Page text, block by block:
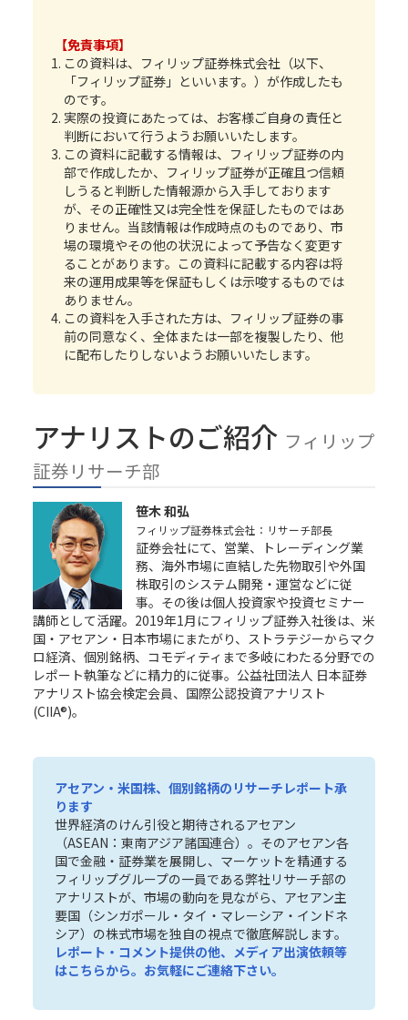
【免責事項】
この資料は、フィリップ証券株式会社（以下、
「フィリップ証券」といいます。）が作成したも
のです。
実際の投資にあたっては、お客様ご自身の責任と
判断において行うようお願いいたします。
この資料に記載する情報は、フィリップ証券の内
部で作成したか、フィリップ証券が正確且つ信頼
しうると判断した情報源から入手しております
が、その正確性又は完全性を保証したものではあ
りません。当該情報は作成時点のものであり、市
場の環境やその他の状況によって予告なく変更す
ることがあります。この資料に記載する内容は将
来の運用成果等を保証もしくは示唆するものでは
ありません。
この資料を入手された方は、フィリップ証券の事
前の同意なく、全体または一部を複製したり、他
に配布したりしないようお願いいたします。
アナリストのご紹介 フィリップ
証券リサーチ部
笹木 和弘
フィリップ証券株式会社：リサーチ部長
証券会社にて、営業、トレーディング業
務、海外市場に直結した先物取引や外国
株取引のシステム開発・運営などに従
事。その後は個人投資家や投資セミナー
講師として活躍。2019年1月にフィリップ証券入社後は、米
国・アセアン・日本市場にまたがり、ストラテジーからマク
ロ経済、個別銘柄、コモディティまで多岐にわたる分野での
レポート執筆などに精力的に従事。公益社団法人 日本証券
アナリスト協会検定会員、国際公認投資アナリスト
(CIIA®)。
アセアン・米国株、個別銘柄のリサーチレポート承
ります
世界経済のけん引役と期待されるアセアン
（ASEAN：東南アジア諸国連合）。そのアセアン各
国で金融・証券業を展開し、マーケットを精通する
フィリップグループの一員である弊社リサーチ部の
アナリストが、市場の動向を見ながら、アセアン主
要国（シンガポール・ タイ ・ マレーシア ・ インドネ
シア）の株式市場を独自の視点で徹底解説します。
レポート・コメント提供の他、メディア出演依頼等
はこちらから。お気軽にご連絡下さい。